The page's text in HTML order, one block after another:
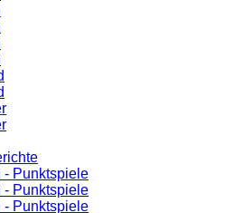
- Punktspiele
- Punktspiele
- Punktspiele